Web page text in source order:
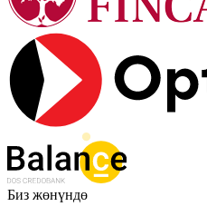
Биз жөнүндө